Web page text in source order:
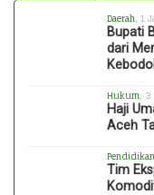
Daerah , 1
Bupati
dari
Hukum ,
Haji
Aceh
Pendidikan
Tim